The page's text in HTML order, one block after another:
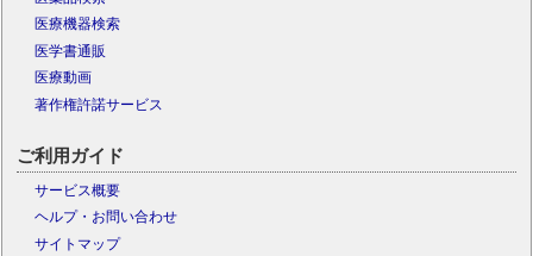
医療機器検索
医学書通販
医療動画
著作権許諾サービス
ご利用ガイド
サービス概要
ヘルプ・お問い合わせ
サイトマップ